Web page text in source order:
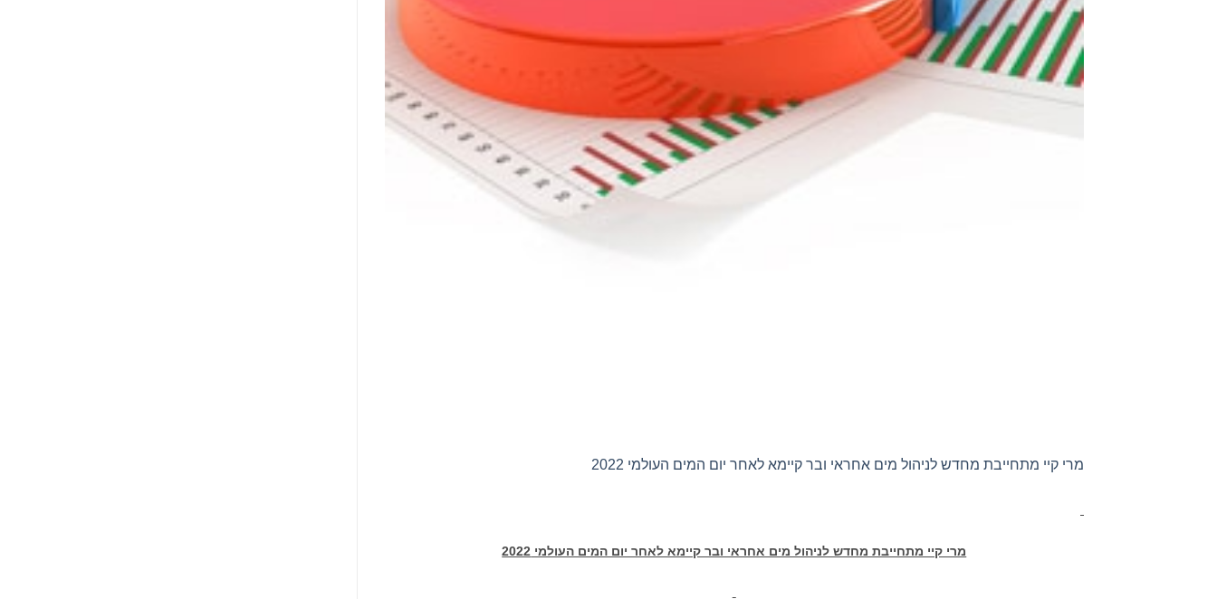
מרי קיי מתחייבת מחדש לניהול מים אחראי ובר קיימא לאחר יום המים העולמי 2022
מרי קיי מתחייבת מחדש לניהול מים אחראי ובר קיימא לאחר יום המים העולמי 2022